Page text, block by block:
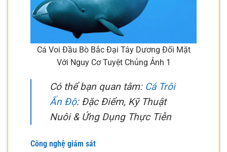
Cá Voi Đầu Bò Bắc Đại Tây Dương Đối Mặt
Với Nguy Cơ Tuyệt Chủng Ảnh 1
Có thể bạn quan tâm: Cá Trôi
Ấn Độ: Đặc Điểm, Kỹ Thuật
Nuôi & Ứng Dụng Thực Tiễn
Công nghệ giám sát